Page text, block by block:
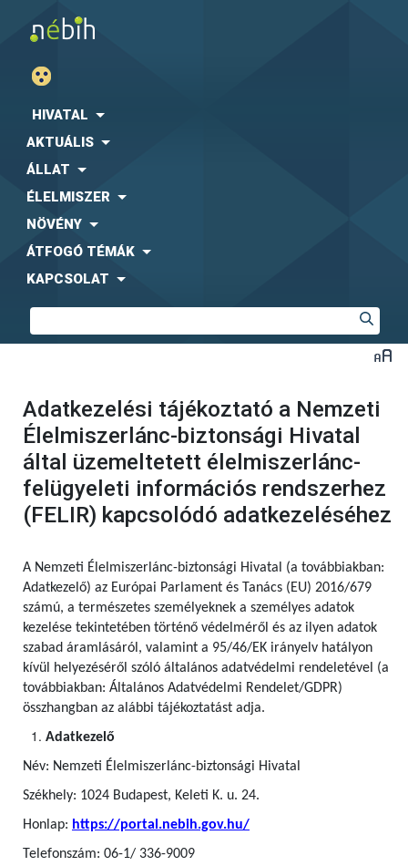
HIVATAL
AKTUÁLIS
ÁLLAT
ÉLELMISZER
NÖVÉNY
ÁTFOGÓ TÉMÁK
KAPCSOLAT
Adatkezelési tájékoztató a Nemzeti
Élelmiszerlánc-biztonsági Hivatal
által üzemeltetett élelmiszerlánc-
felügyeleti információs rendszerhez
(FELIR) kapcsolódó adatkezeléséhez
A Nemzeti Élelmiszerlánc-biztonsági Hivatal (a továbbiakban:
Adatkezelő) az Európai Parlament és Tanács (EU) 2016/679
számú, a természetes személyeknek a személyes adatok
kezelése tekintetében történő védelméről és az ilyen adatok
szabad áramlásáról, valamint a 95/46/EK irányelv hatályon
kívül helyezéséről szóló általános adatvédelmi rendeletével (a
továbbiakban: Általános Adatvédelmi Rendelet/GDPR)
összhangban az alábbi tájékoztatást adja.
Adatkezelő
Név: Nemzeti Élelmiszerlánc-biztonsági Hivatal
Székhely: 1024 Budapest, Keleti K. u. 24.
Honlap: https://portal.nebih.gov.hu/
Telefonszám: 06-1/ 336-9009